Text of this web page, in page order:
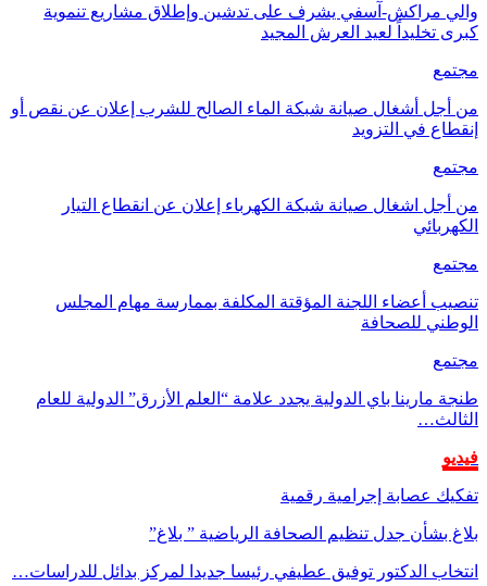
والي مراكش-آسفي يشرف على تدشين وإطلاق مشاريع تنموية
كبرى تخليداً لعيد العرش المجيد
مجتمع
من أجل أشغال صيانة شبكة الماء الصالح للشرب إعلان عن نقص أو
إنقطاع في التزويد
مجتمع
من أجل اشغال صيانة شبكة الكهرباء إعلان عن انقطاع التيار
الكهربائي
مجتمع
تنصيب أعضاء اللجنة المؤقتة المكلفة بممارسة مهام المجلس
الوطني للصحافة
مجتمع
طنجة مارينا باي الدولية يجدد علامة “العلم الأزرق” الدولية للعام
الثالث…
فيديو
تفكيك عصابة إجرامية رقمية
بلاغ بشأن جدل تنظيم الصحافة الرياضية ” بلاغ”
انتخاب الدكتور توفيق عطيفي رئيسا جديدا لمركز بدائل للدراسات…